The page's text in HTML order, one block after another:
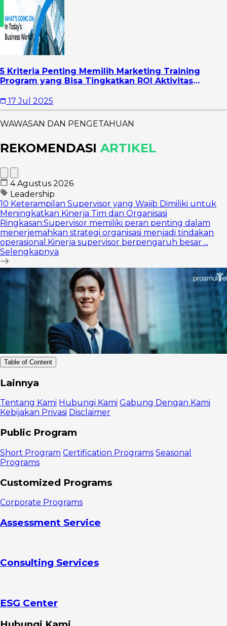
5 Kriteria Penting Memilih Marketing Training
Program yang Bisa Tingkatkan ROI Aktivitas
17 Jul 2025
WAWASAN DAN PENGETAHUAN
REKOMENDASI ARTIKEL
4 Agustus 2026
Leadership
10 Keterampilan Supervisor yang Wajib Dimiliki untuk
Meningkatkan Kinerja Tim dan Organisasi
Ringkasan:Supervisor memiliki peran penting dalam
menerjemahkan strategi organisasi menjadi tindakan
operasional.Kinerja supervisor berpengaruh besar ...
Selengkapnya
Table of Content
Definisi
Product
Knowledge
Manfaat
Product
Knowledge
Membantu
sales
memberikan
informasi
yang akurat
Meningkatkan
dan
penjualan
Memberikan
Brand Identity
Elemen
Lainnya
Tentang Kami Hubungi Kami Gabung Dengan Kami
Kebijakan Privasi Disclaimer
Public Program
Short Program Certification Programs Seasonal
Programs
Customized Programs
Corporate Programs
Assessment Service
Consulting Services
ESG Center